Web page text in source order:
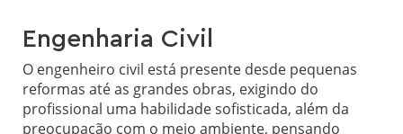
Engenharia Civil
O engenheiro civil está presente desde pequenas
reformas até as grandes obras, exigindo do
profissional uma habilidade sofisticada, além da
preocupação com o meio ambiente, pensando